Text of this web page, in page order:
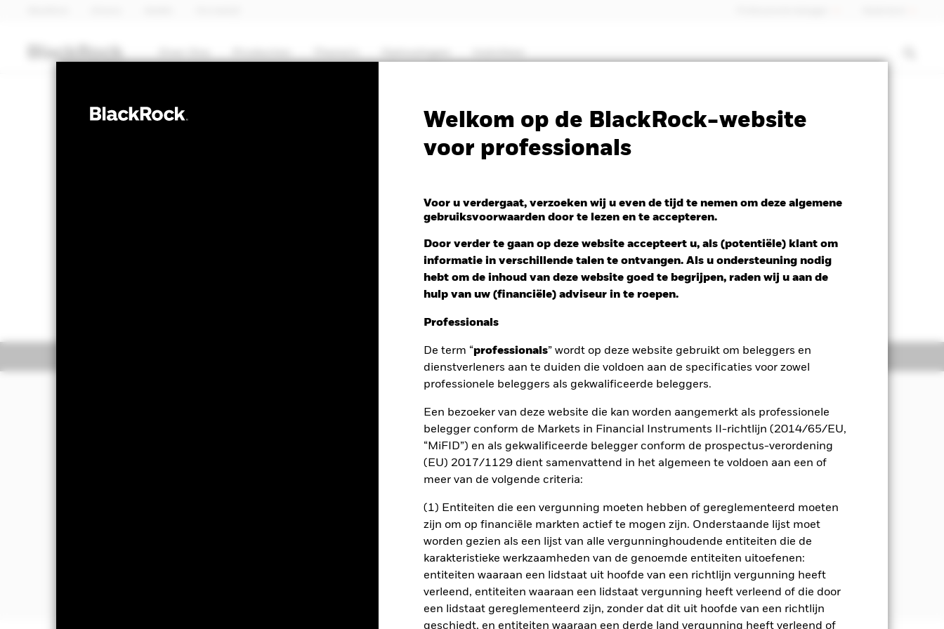
Welkom op de BlackRock-website
voor professionals
Voor u verdergaat, verzoeken wij u even de tijd te nemen om deze algemene
gebruiksvoorwaarden door te lezen en te accepteren.
Door verder te gaan op deze website accepteert u, als (potentiële) klant om
informatie in verschillende talen te ontvangen. Als u ondersteuning nodig
hebt om de inhoud van deze website goed te begrijpen, raden wij u aan de
hulp van uw (financiële) adviseur in te roepen.
Professionals
De term “professionals” wordt op deze website gebruikt om beleggers en
dienstverleners aan te duiden die voldoen aan de specificaties voor zowel
professionele beleggers als gekwalificeerde beleggers.
Een bezoeker van deze website die kan worden aangemerkt als professionele
belegger conform de Markets in Financial Instruments II-richtlijn (2014/65/EU,
“MiFID”) en als gekwalificeerde belegger conform de prospectus-verordening
(EU) 2017/1129 dient samenvattend in het algemeen te voldoen aan een of
meer van de volgende criteria:
(1) Entiteiten die een vergunning moeten hebben of gereglementeerd moeten
zijn om op financiële markten actief te mogen zijn. Onderstaande lijst moet
worden gezien als een lijst van alle vergunninghoudende entiteiten die de
karakteristieke werkzaamheden van de genoemde entiteiten uitoefenen:
entiteiten waaraan een lidstaat uit hoofde van een richtlijn vergunning heeft
verleend, entiteiten waaraan een lidstaat vergunning heeft verleend of die door
een lidstaat gereglementeerd zijn, zonder dat dit uit hoofde van een richtlijn
geschiedt, en entiteiten waaraan een derde land vergunning heeft verleend of
OBLIGATIES
PRIIP KID Factsheet Prospectus Download
BGF Emerging Markets Local Currency
Verandering NAV 1 dag per 06/aug/2026
CHF 0,03 (0,12%)
Kerngegevens Managers Posities Documenten
Het Fonds streeft naar een maximaal rendement op uw belegging door een combinatie van kapitaalgroei en inkomsten uit de activa van het
Het Fonds belegt ten minste 70% van zijn totale activa in vastrentende (VR)- effecten uitgedrukt in de lokale valuta's van ontwikkelingslanden,
waaronder beleggingen die een relatief lage kredietrating of geen rating hebben. Hiertoe behoren obligaties en geldmarktinstrumenten (d.w.z.
instellingen (bv. de Aziatische Ontwikkelingsbank) die zijn gevestigd of voornamelijk economisch actief zijn in opkomende markten.
De beleggingsadviseur (BA) kan gebruikmaken van afgeleide financiële instrumenten (FDI's) (d.w.z. beleggingen waarvan de koersen zijn
gebaseerd op een of meer onderliggende activa) om de beleggingsdoelstelling van het Fonds te helpen bereiken en het risico binnen de
portefeuille van het Fonds te verminderen. Dit kan markthefboomwerking genereren (d.w.z. waarbij het Fonds een marktblootstelling verkrijgt